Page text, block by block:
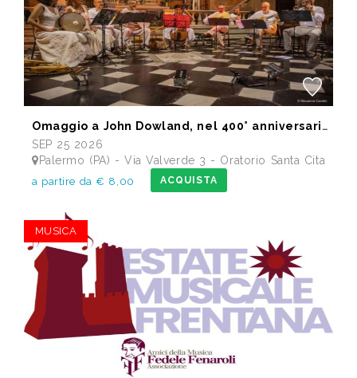
Omaggio a John Dowland, nel 400° anniversario della morte
SEP 25 2026
Palermo (PA) - Via Valverde 3 - Oratorio Santa Cita
a partire da € 8,00 ACQUISTA
MUSICA